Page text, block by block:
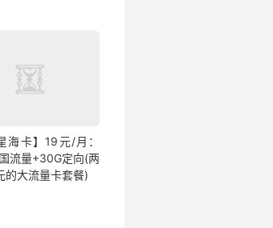
海卡】19元/月：
流量+30G定向(两
的大流量卡套餐)